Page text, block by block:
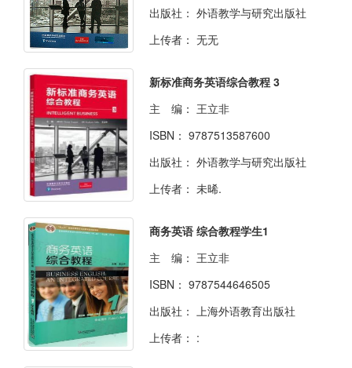
出版社： 外语教学与研究出版社
上传者： 无无
新标准商务英语综合教程 3
主 编： 王立非
ISBN： 9787513587600
出版社： 外语教学与研究出版社
上传者： 未晞.
商务英语 综合教程学生1
主 编： 王立非
ISBN： 9787544646505
出版社： 上海外语教育出版社
上传者： :